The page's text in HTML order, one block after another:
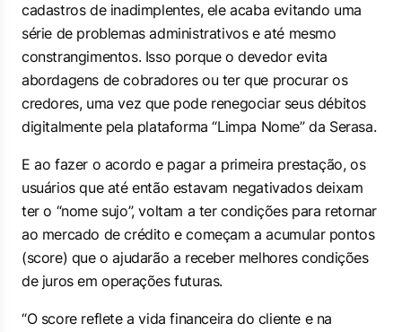
cadastros de inadimplentes, ele acaba evitando uma
série de problemas administrativos e até mesmo
constrangimentos. Isso porque o devedor evita
abordagens de cobradores ou ter que procurar os
credores, uma vez que pode renegociar seus débitos
digitalmente pela plataforma “Limpa Nome” da Serasa.
E ao fazer o acordo e pagar a primeira prestação, os
usuários que até então estavam negativados deixam
ter o “nome sujo”, voltam a ter condições para retornar
ao mercado de crédito e começam a acumular pontos
(score) que o ajudarão a receber melhores condições
de juros em operações futuras.
“O score reflete a vida financeira do cliente e na